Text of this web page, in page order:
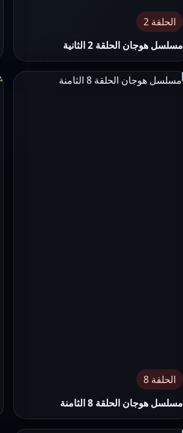
الحلقة 2
مسلسل هوجان الحلقة 2 الثانية
الحلقة 8
مسلسل هوجان الحلقة 8 الثامنة